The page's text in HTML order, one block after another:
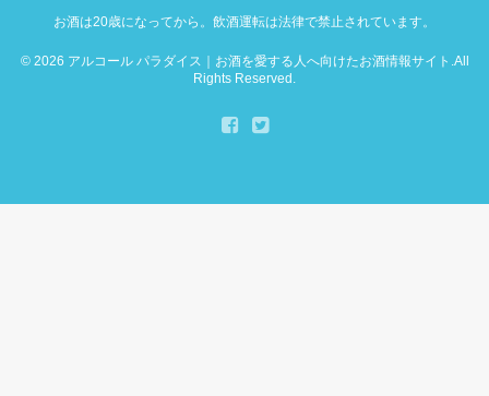
お酒は20歳になってから。飲酒運転は法律で禁止されています。
© 2026 アルコール パラダイス｜お酒を愛する人へ向けたお酒情報サイト .All
Rights Reserved.